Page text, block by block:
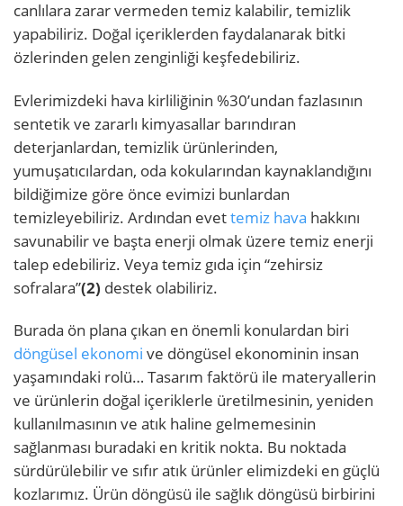
canlılara zarar vermeden temiz kalabilir, temizlik
yapabiliriz. Doğal içeriklerden faydalanarak bitki
özlerinden gelen zenginliği keşfedebiliriz.
Evlerimizdeki hava kirliliğinin %30’undan fazlasının
sentetik ve zararlı kimyasallar barındıran
deterjanlardan, temizlik ürünlerinden,
yumuşatıcılardan, oda kokularından kaynaklandığını
bildiğimize göre önce evimizi bunlardan
temizleyebiliriz. Ardından evettemiz hava hakkını
savunabilir ve başta enerji olmak üzere temiz enerji
talep edebiliriz. Veya temiz gıda için “zehirsiz
sofralara”(2) destek olabiliriz.
Burada ön plana çıkan en önemli konulardan biri
döngüsel ekonomi ve döngüsel ekonominin insan
yaşamındaki rolü… Tasarım faktörü ile materyallerin
ve ürünlerin doğal içeriklerle üretilmesinin, yeniden
kullanılmasının ve atık haline gelmemesinin
sağlanması buradaki en kritik nokta. Bu noktada
sürdürülebilir ve sıfır atık ürünler elimizdeki en güçlü
kozlarımız. Ürün döngüsü ile sağlık döngüsü birbirini